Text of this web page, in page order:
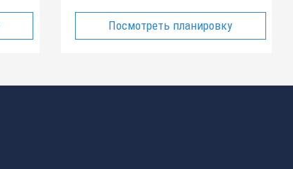
Посмотреть планировку